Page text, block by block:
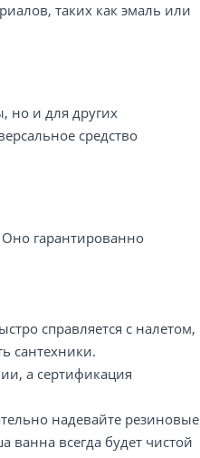
таких как эмаль или
но и для других
средство
Оно гарантированно
справляется с налетом,
сантехники.
а сертификация
надевайте резиновые
ванна всегда будет чистой